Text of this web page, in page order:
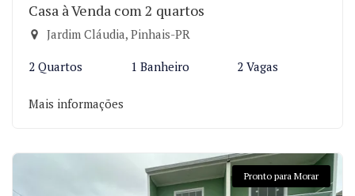
Casa à Venda com 2 quartos
Jardim Cláudia, Pinhais-PR
2 Quartos 1 Banheiro 2 Vagas
Mais informações
Pronto para Morar